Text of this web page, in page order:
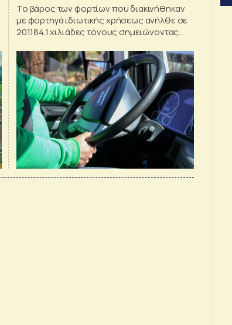
Το βάρος των φορτίων που διακινήθηκαν
με φορτηγά ιδιωτικής χρήσεως ανήλθε σε
201.184,1 χιλιάδες τόνους σημειώνοντας